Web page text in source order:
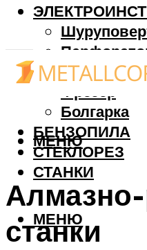
Дрель
Фрезер
Болгарка
БЕНЗОПИЛА
СТЕКЛОРЕЗ
СТАНКИ
МЕНЮ
МЕНЮ
станки